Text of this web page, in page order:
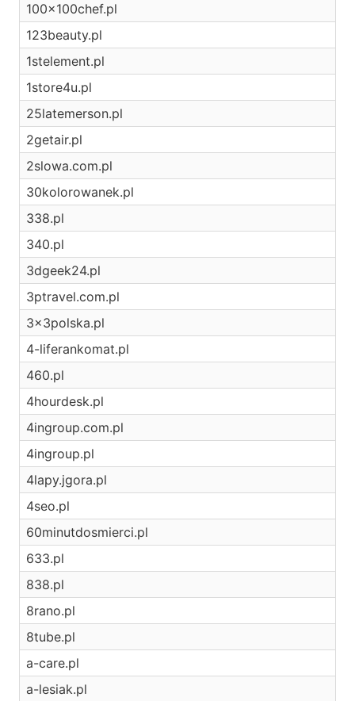
100x100chef.pl
123beauty.pl
1stelement.pl
1store4u.pl
25latemerson.pl
2getair.pl
2slowa.com.pl
30kolorowanek.pl
338.pl
340.pl
3dgeek24.pl
3ptravel.com.pl
3x3polska.pl
4-liferankomat.pl
460.pl
4hourdesk.pl
4ingroup.com.pl
4ingroup.pl
4lapy.jgora.pl
4seo.pl
60minutdosmierci.pl
633.pl
838.pl
8rano.pl
8tube.pl
a-care.pl
a-lesiak.pl